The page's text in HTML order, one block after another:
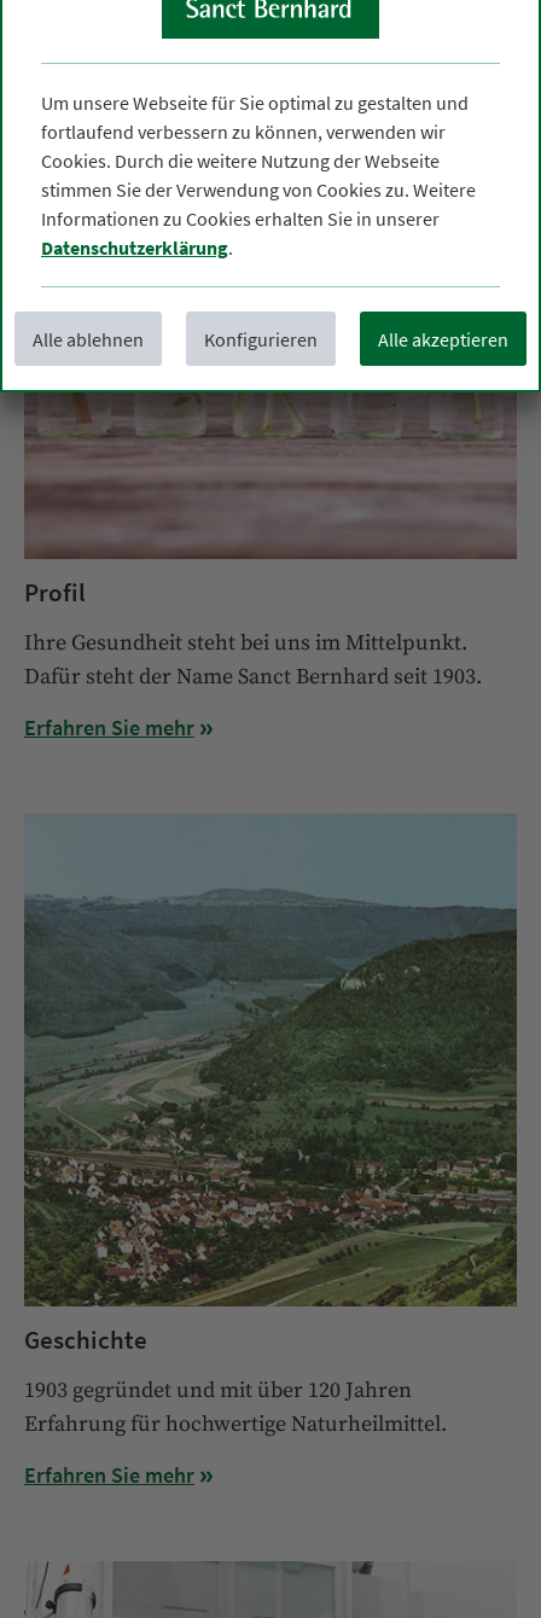
Um unsere Webseite für Sie optimal zu gestalten und
fortlaufend verbessern zu können, verwenden wir
Cookies. Durch die weitere Nutzung der Webseite
stimmen Sie der Verwendung von Cookies zu. Weitere
Informationen zu Cookies erhalten Sie in unserer
Datenschutzerklärung.
Alle akzeptieren
Konfigurieren
Alle ablehnen
Profil
Ihre Gesundheit steht bei uns im Mittelpunkt.
Dafür steht der Name Sanct Bernhard seit 1903.
Erfahren Sie mehr
Geschichte
1903 gegründet und mit über 120 Jahren
Erfahrung für hochwertige Naturheilmittel.
Erfahren Sie mehr